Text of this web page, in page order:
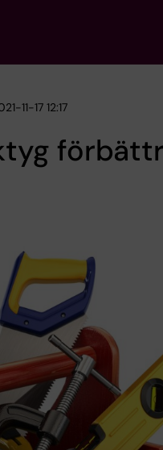
11-17 12:17